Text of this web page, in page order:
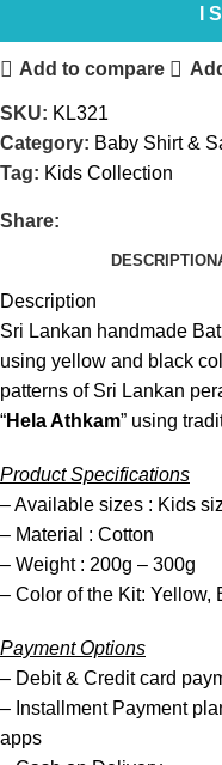
Add to compare
SKU: KL321
Category: Baby Shirt &
Tag: Kids Collection
Share:
DESCRIPTION
Description
Sri Lankan handmade
using yellow and black
patterns of Sri Lankan
“Hela Athkam” using
Product Specifications
– Available sizes : Kids
– Material : Cotton
– Weight : 200g – 300g
– Color of the Kit: Yellow,
Payment Options
– Debit & Credit card
– Installment Payment
apps